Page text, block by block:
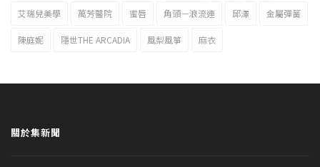
艾瑞兒美學 萬芳醫院 蜜唇 角頭－浪流連 邱澤 金屬彈簧
陳庭妮 隱世THE ARCADIA 風梨風箏 麻衣
關於集新聞